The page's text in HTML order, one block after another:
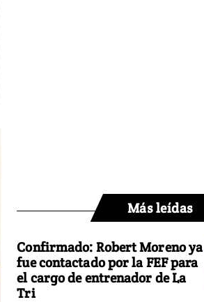
Más leídas
Confirmado: Robert Moreno ya
fue contactado por la FEF para
el cargo de entrenador de La
Tri